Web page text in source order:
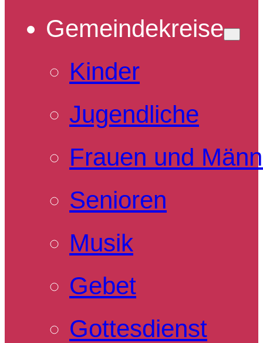
Gemeindekreise
Kinder
Jugendliche
Frauen und
Senioren
Musik
Gebet
Gottesdienst